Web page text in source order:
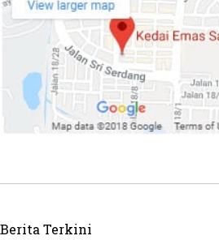
Berita Terkini